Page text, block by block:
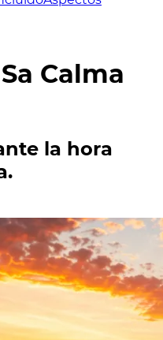
Calma
la hora